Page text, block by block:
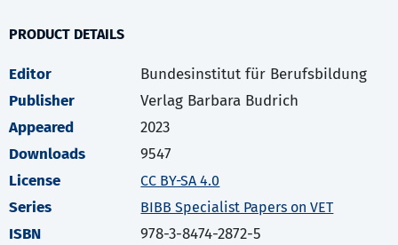
PRODUCT DETAILS
Editor
Bundesinstitut für Berufsbildung
Publisher
Verlag Barbara Budrich
Appeared
2023
Downloads
9547
License
CC BY-SA 4.0
Series BIBB Specialist Papers on VET
ISBN
978-3-8474-2872-5